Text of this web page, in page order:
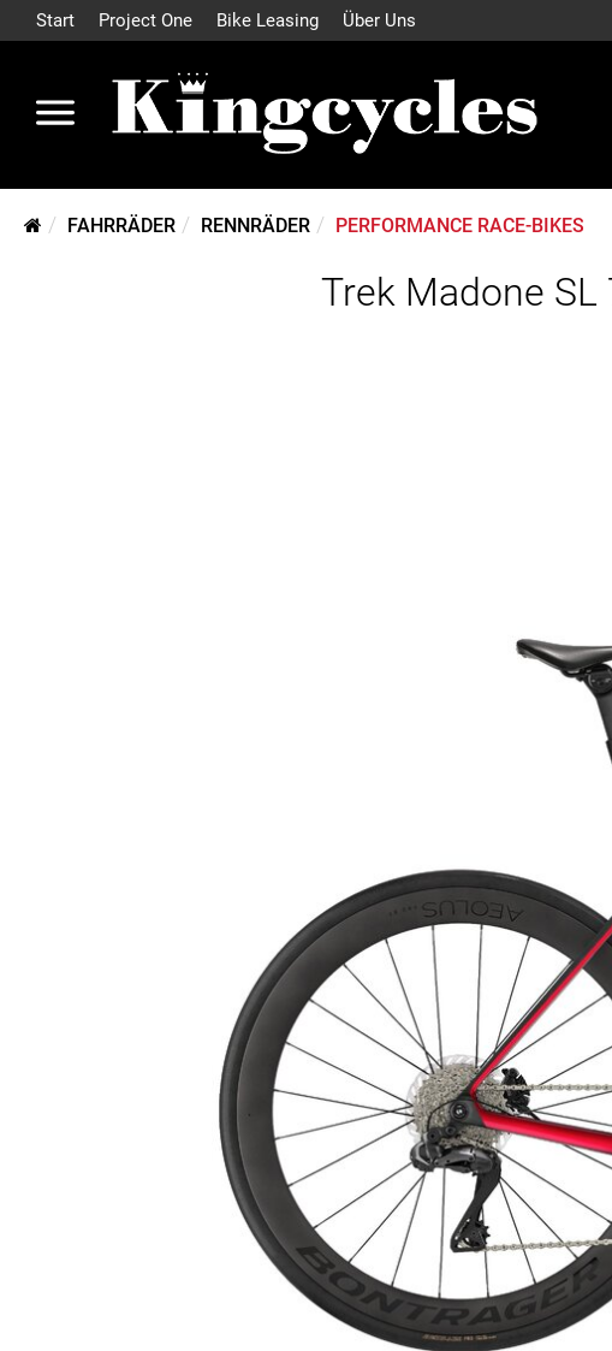
Start Project One Bike Leasing Über Uns
FAHRRÄDER RENNRÄDER PERFORMANCE RACE-BIKES
Trek Madone